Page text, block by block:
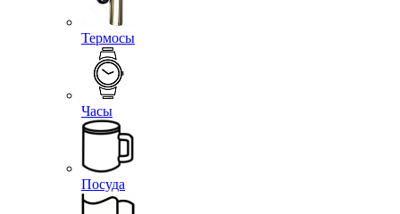
Термосы
Часы
Посуда